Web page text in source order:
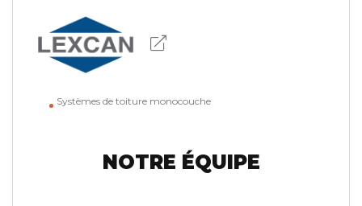
Systèmes de toiture monocouche
NOTRE ÉQUIPE